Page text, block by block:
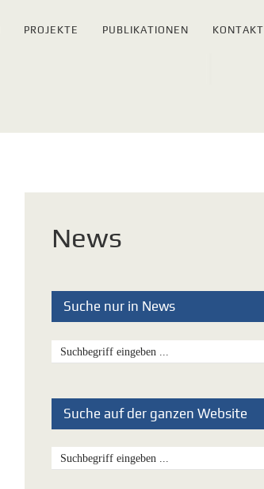
PROJEKTE PUBLIKATIONEN KONTAKT
News
Suche nur in News
Suche auf der ganzen Website